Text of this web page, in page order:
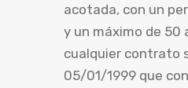
acotada, con un
y un máximo de 50
cualquier contrato
05/01/1999 que